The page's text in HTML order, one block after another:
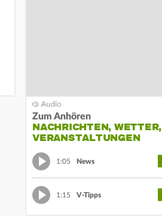
Zum Anhören
NACHRICHTEN, WETTER,
VERANSTALTUNGEN
1:05 News
1:15 V-Tipps